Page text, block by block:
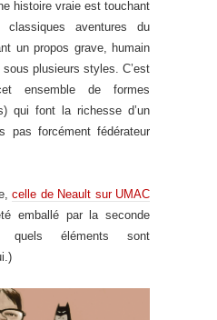
histoire vraie est touchant
aventures du
un propos grave, humain
plusieurs styles. C’est
ensemble de formes
qui font la richesse d’un
pas forcément fédérateur
celle de Neault sur UMAC
emballé par la seconde
quels éléments sont